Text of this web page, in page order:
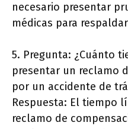
necesario presentar
médicas para
5. Pregunta: ¿Cuánto
presentar un reclamo
por un accidente de
Respuesta: El tiempo
reclamo de